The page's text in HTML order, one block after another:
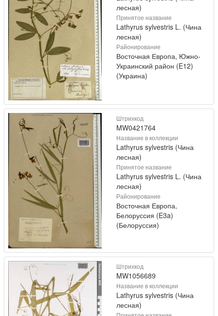
лесная)
Принятое название
Lathyrus sylvestris L. (Чина
лесная)
Районирование
Восточная Европа, Южно-
Украинский район (E12)
(Украина)
Штрихкод
MW0421764
Название в коллекции
Lathyrus sylvestris (Чина
лесная)
Принятое название
Lathyrus sylvestris L. (Чина
лесная)
Районирование
Восточная Европа,
Белоруссия (E3a)
(Белоруссия)
Штрихкод
MW1056689
Название в коллекции
Lathyrus sylvestris (Чина
лесная)